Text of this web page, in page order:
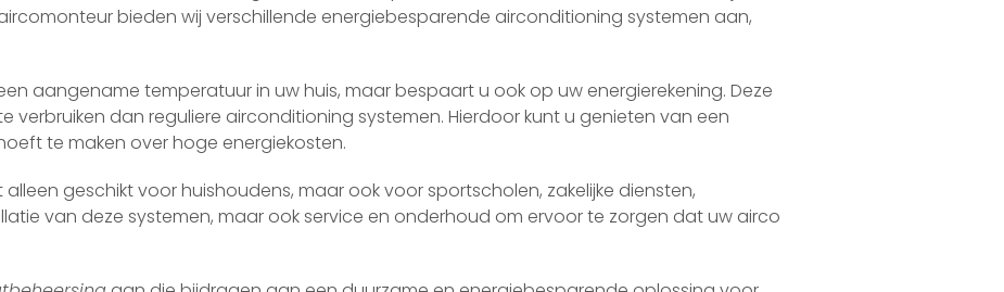
bieden wij verschillende energiebesparende airconditioning systemen aan,
aangename temperatuur in uw huis, maar bespaart u ook op uw energierekening. Deze
verbruiken dan reguliere airconditioning systemen. Hierdoor kunt u genieten van een
te maken over hoge energiekosten.
geschikt voor huishoudens, maar ook voor sportscholen, zakelijke diensten,
van deze systemen, maar ook service en onderhoud om ervoor te zorgen dat uw airco